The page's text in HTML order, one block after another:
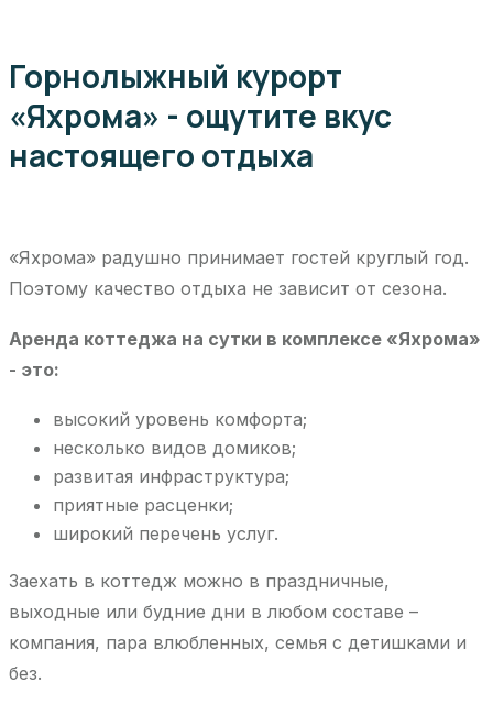
Горнолыжный курорт
«Яхрома» - ощутите вкус
настоящего отдыха
«Яхрома» радушно принимает гостей круглый год.
Поэтому качество отдыха не зависит от сезона.
Аренда коттеджа на сутки в комплексе «Яхрома»
- это:
высокий уровень комфорта;
несколько видов домиков;
развитая инфраструктура;
приятные расценки;
широкий перечень услуг.
Заехать в коттедж можно в праздничные,
выходные или будние дни в любом составе –
компания, пара влюбленных, семья с детишками и
без.